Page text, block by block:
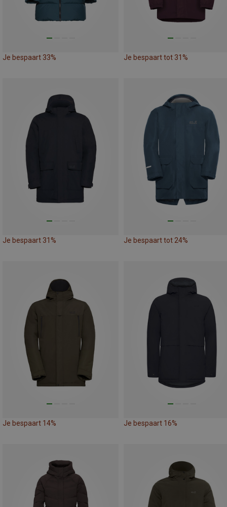
Je bespaart 33% Je bespaart tot 31%
Je bespaart 31% Je bespaart tot 24%
Je bespaart 14% Je bespaart 16%